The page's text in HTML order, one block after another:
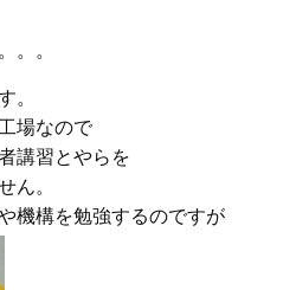
。。
。
場なので
講習とやらを
ん。
機構を勉強するのですが